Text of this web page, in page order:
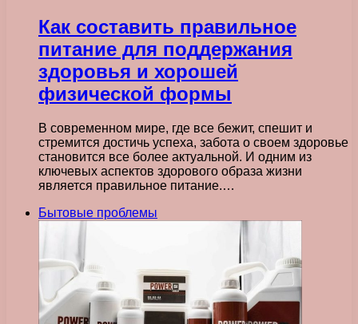
Как составить правильное
питание для поддержания
здоровья и хорошей
физической формы
В современном мире, где все бежит, спешит и
стремится достичь успеха, забота о своем здоровье
становится все более актуальной. И одним из
ключевых аспектов здорового образа жизни
является правильное питание.…
Бытовые проблемы